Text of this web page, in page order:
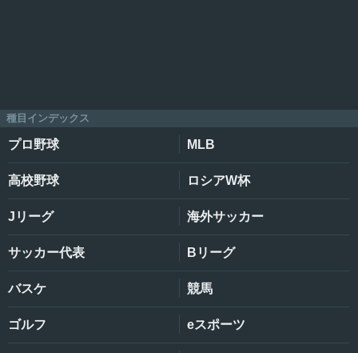
種目インデックス
プロ野球 MLB
高校野球 ロシアW杯
Jリーグ 海外サッカー
サッカー代表 Bリーグ
バスケ 競馬
ゴルフ eスポーツ